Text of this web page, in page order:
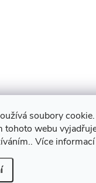
soubory
tohoto webu
Více informací
nastavení cookies